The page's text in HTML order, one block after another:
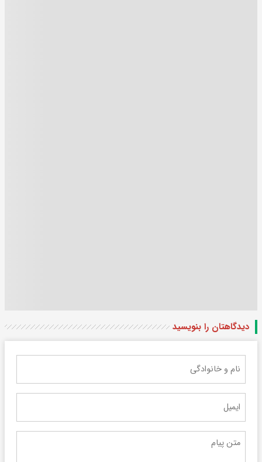
دیدگاهتان را بنویسید